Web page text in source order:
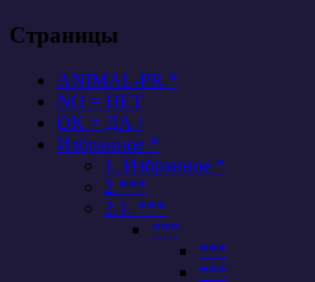
Страницы
ANIMAL-PR *
NO = НЕТ
OK = ДА /
Избранное *
1. Избранное *
2 ***
2.1. ***
***
***
***